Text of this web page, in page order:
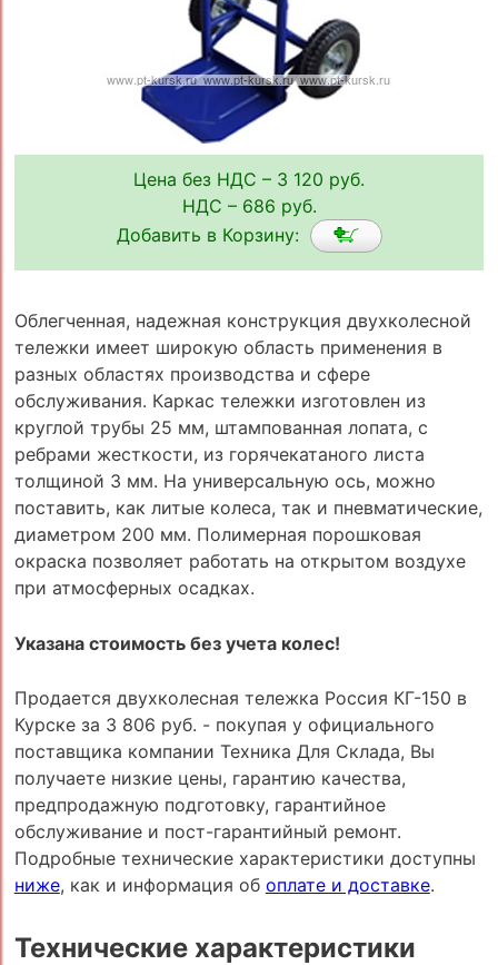
Цена без НДС – 3 120 руб.
НДС – 686 руб.
Добавить в Корзину:
Облегченная, надежная конструкция двухколесной
тележки имеет широкую область применения в
разных областях производства и сфере
обслуживания. Каркас тележки изготовлен из
круглой трубы 25 мм, штампованная лопата, с
ребрами жесткости, из горячекатаного листа
толщиной 3 мм. На универсальную ось, можно
поставить, как литые колеса, так и пневматические,
диаметром 200 мм. Полимерная порошковая
окраска позволяет работать на открытом воздухе
при атмосферных осадках.
Указана стоимость без учета колес!
Продается двухколесная тележка Россия КГ-150 в
Курске за 3 806 руб. - покупая у официального
поставщика компании Техника Для Склада, Вы
получаете низкие цены, гарантию качества,
предпродажную подготовку, гарантийное
обслуживание и пост-гарантийный ремонт.
Подробные технические характеристики доступны
ниже, как и информация об оплате и доставке.
Технические характеристики